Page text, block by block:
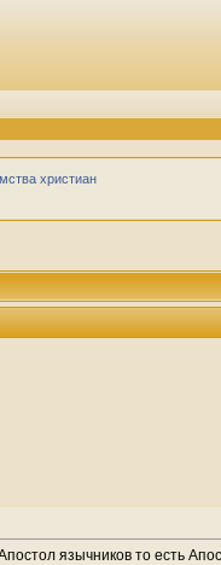
христиан
язычников то есть